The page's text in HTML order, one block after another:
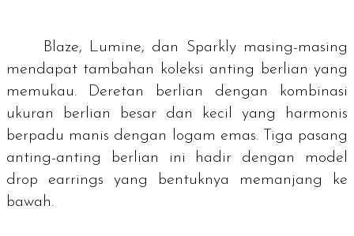
Blaze, Lumine, dan Sparkly masing-masing
mendapat tambahan koleksi anting berlian yang
memukau. Deretan berlian dengan kombinasi
ukuran berlian besar dan kecil yang harmonis
berpadu manis dengan logam emas. Tiga pasang
anting-anting berlian ini hadir dengan model
drop earrings yang bentuknya memanjang ke
bawah.